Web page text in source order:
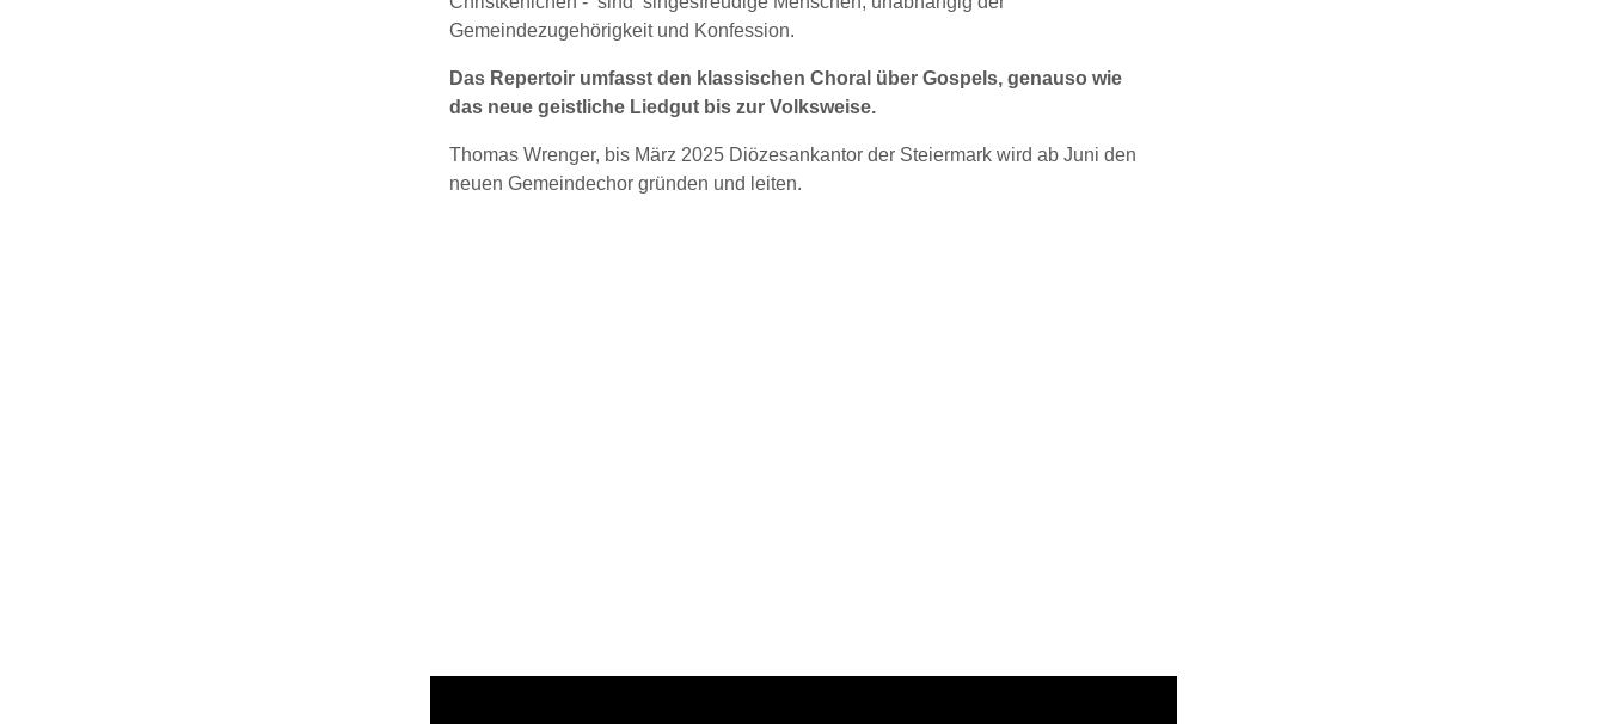
Gemeindezugehörigkeit und Konfession.
Das Repertoir umfasst den klassischen Choral über Gospels, genauso wie
das neue geistliche Liedgut bis zur Volksweise.
Thomas Wrenger, bis März 2025 Diözesankantor der Steiermark wird ab Juni den
neuen Gemeindechor gründen und leiten.